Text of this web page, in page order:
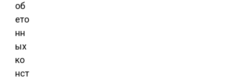
об
ето
нн
ых
ко
нст